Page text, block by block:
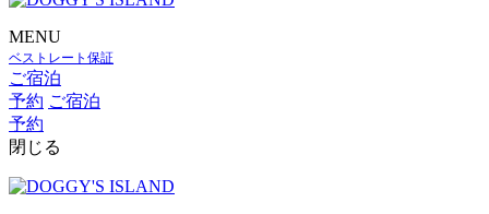
MENU
ベストレート保証
ご宿泊
予約 ご宿泊
予約
閉じる